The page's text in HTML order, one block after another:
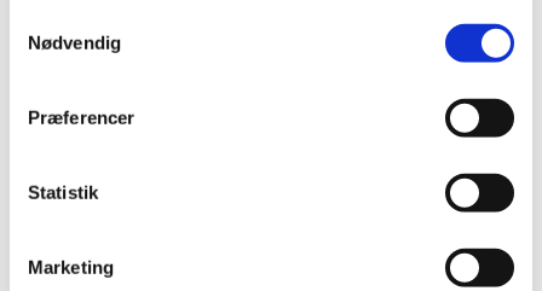
Nødvendig
Præferencer
Statistik
Marketing